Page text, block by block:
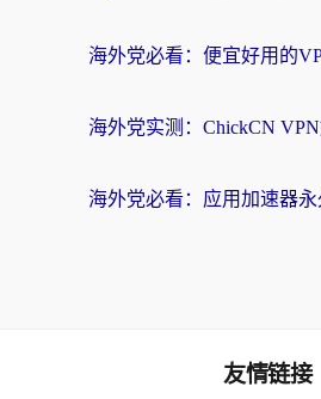
友情链接